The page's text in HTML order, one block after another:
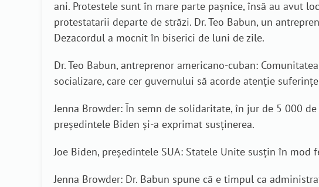
ani. Protestele sunt în mare parte pașnice, însă au avut
protestatarii departe de străzi. Dr. Teo Babun, un
Dezacordul a mocnit în biserici de luni de zile.
Dr. Teo Babun, antreprenor americano-cuban:
socializare, care cer guvernului să acorde atenție
Jenna Browder: În semn de solidaritate, în jur de 5 000
președintele Biden și-a exprimat susținerea.
Joe Biden, președintele SUA: Statele Unite susțin în
Jenna Browder: Dr. Babun spune că e timpul ca